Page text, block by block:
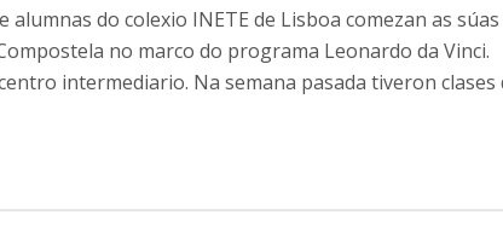
alumnas do colexio INETE de Lisboa comezan as
no marco do programa Leonardo da Vinci.
intermediario. Na semana pasada tiveron clases